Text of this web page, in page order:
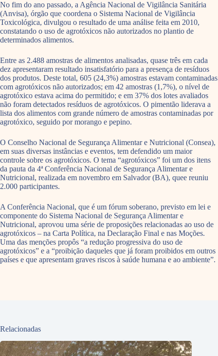
No fim do ano passado, a Agência Nacional de Vigilância Sanitária
(Anvisa), órgão que coordena o Sistema Nacional de Vigilância
Toxicológica, divulgou o resultado de uma análise feita em 2010,
constatando o uso de agrotóxicos não autorizados no plantio de
determinados alimentos.
Entre as 2.488 amostras de alimentos analisadas, quase três em cada
dez apresentaram resultado insatisfatório para a presença de resíduos
dos produtos. Deste total, 605 (24,3%) amostras estavam contaminadas
com agrotóxicos não autorizados; em 42 amostras (1,7%), o nível de
agrotóxico estava acima do permitido; e em 37% dos lotes avaliados
não foram detectados resíduos de agrotóxicos. O pimentão liderava a
lista dos alimentos com grande número de amostras contaminadas por
agrotóxico, seguido por morango e pepino.
O Conselho Nacional de Segurança Alimentar e Nutricional (Consea),
em suas diversas instâncias e eventos, tem defendido um maior
controle sobre os agrotóxicos. O tema “agrotóxicos” foi um dos itens
da pauta da 4ª Conferência Nacional de Segurança Alimentar e
Nutricional, realizada em novembro em Salvador (BA), quee reuniu
2.000 participantes.
A Conferência Nacional, que é um fórum soberano, previsto em lei e
componente do Sistema Nacional de Segurança Alimentar e
Nutricional, aprovou uma série de proposições relacionadas ao uso de
agrotóxicos – na Carta Política, na Declaração Final e nas Moções.
Uma das menções propôs “a redução progressiva do uso de
agrotóxicos” e a “proibição daqueles que já foram proibidos em outros
países e que apresentam graves riscos à saúde humana e ao ambiente”.
Relacionadas